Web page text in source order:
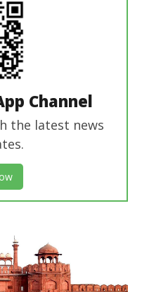
Channel
the latest news